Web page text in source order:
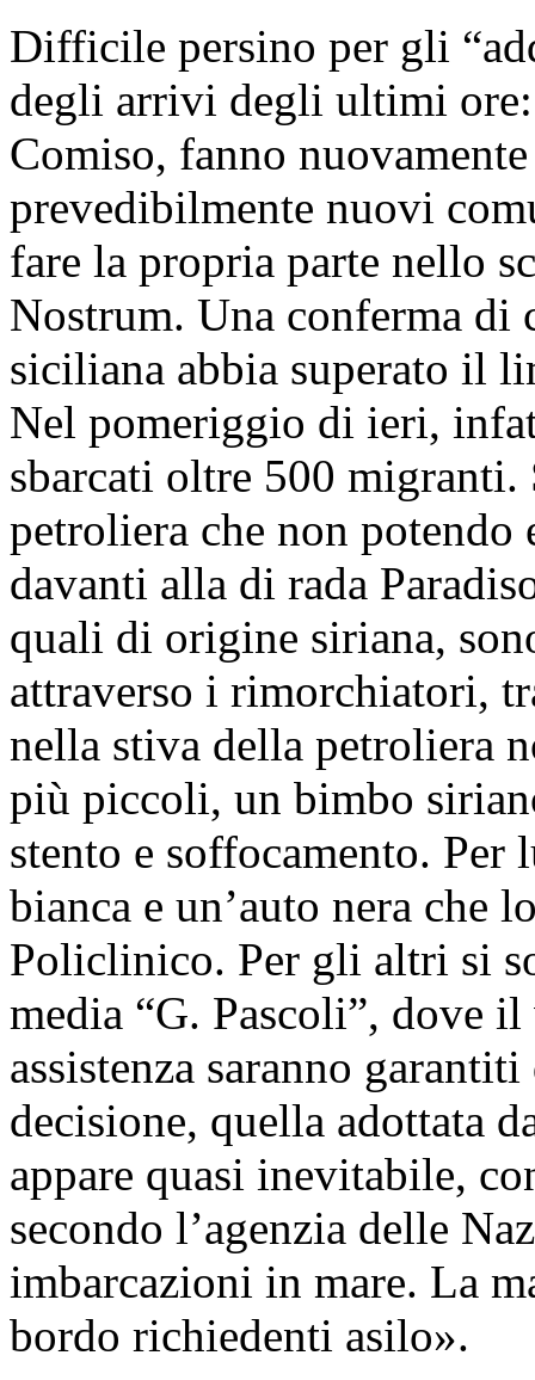
Difficile persino per gli
degli arrivi degli ultimi
Comiso, fanno
prevedibilmente nuovi
fare la propria parte nello
Nostrum. Una conferma di
siciliana abbia superato il
Nel pomeriggio di ieri,
sbarcati oltre 500
petroliera che non potendo
davanti alla di rada
quali di origine siriana,
attraverso i rimorchiatori,
nella stiva della petroliera
più piccoli, un bimbo
stento e soffocamento. Per
bianca e un’auto nera che
Policlinico. Per gli altri si
media “G. Pascoli”, dove
assistenza saranno
decisione, quella adottata
appare quasi inevitabile,
secondo l’agenzia delle
imbarcazioni in mare. La
bordo richiedenti asilo».